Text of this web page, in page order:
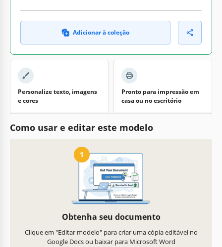
Adicionar à coleção
Personalize texto, imagens
e cores
Pronto para impressão em
casa ou no escritório
Como usar e editar este modelo
1
Obtenha seu documento
Clique em "Editar modelo" para criar uma cópia editável no
Google Docs ou baixar para Microsoft Word